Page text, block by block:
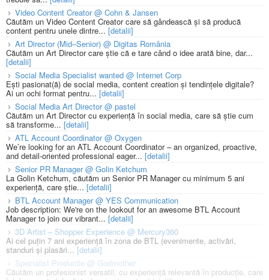
Video Content Creator @ Cohn & Jansen
Căutăm un Video Content Creator care să gândească și să producă
content pentru unele dintre... [detalii]
Art Director (Mid–Senior) @ Digitas România
Căutăm un Art Director care știe că e tare când o idee arată bine, dar...
[detalii]
Social Media Specialist wanted @ Internet Corp
Ești pasionat(ă) de social media, content creation și tendințele digitale?
Ai un ochi format pentru... [detalii]
Social Media Art Director @ pastel
Căutăm un Art Director cu experiență în social media, care să știe cum
să transforme... [detalii]
ATL Account Coordinator @ Oxygen
We’re looking for an ATL Account Coordinator – an organized, proactive,
and detail-oriented professional eager... [detalii]
Senior PR Manager @ Golin Ketchum
La Golin Ketchum, căutăm un Senior PR Manager cu minimum 5 ani
experiență, care știe... [detalii]
BTL Account Manager @ YES Communication
Job description: We're on the lookout for an awesome BTL Account
Manager to join our vibrant... [detalii]
3D Artist – Shopper Experience @ Mercury360
Ai cel puțin 7 ani experiență în zona de BTL (evenimente, activări,
standuri și plasări... [detalii]
Specialist Productie @ Godmother
Căutăm un profesionist versatil, cu experiență relevantă în producție, care